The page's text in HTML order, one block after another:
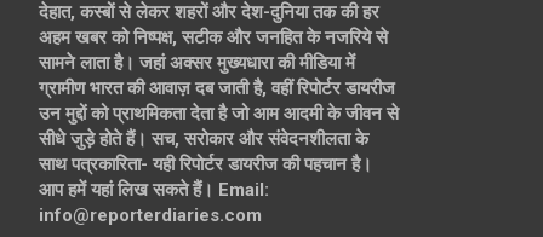
देहात, कस्बों से लेकर शहरों और देश-दुनिया तक की हर
अहम खबर को निष्पक्ष, सटीक और जनहित के नजरिये से
सामने लाता है। जहां अक्सर मुख्यधारा की मीडिया में
ग्रामीण भारत की आवाज़ दब जाती है, वहीं रिपोर्टर डायरीज
उन मुद्दों को प्राथमिकता देता है जो आम आदमी के जीवन से
सीधे जुड़े होते हैं। सच, सरोकार और संवेदनशीलता के
साथ पत्रकारिता- यही रिपोर्टर डायरीज की पहचान है।
आप हमें यहां लिख सकते हैं। Email:
info@reporterdiaries.com